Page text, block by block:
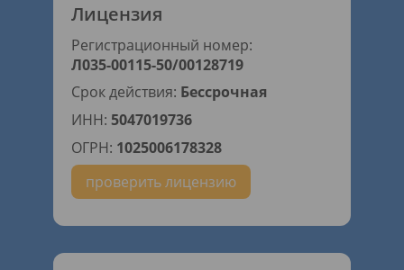
Лицензия
Регистрационный номер:
Л035-00115-50/00128719
Срок действия: Бессрочная
ИНН: 5047019736
ОГРН: 1025006178328
проверить лицензию